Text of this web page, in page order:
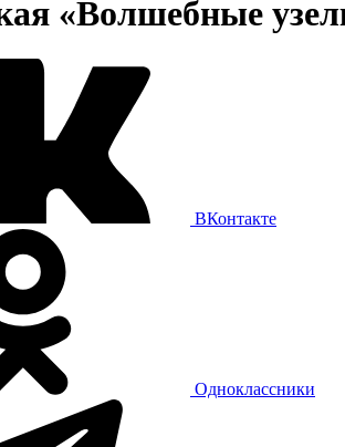
«Волшебные
ВКонтакте
Одноклассники